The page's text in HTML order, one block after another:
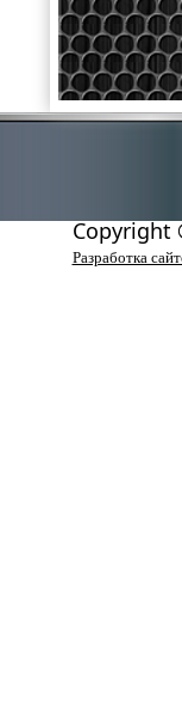
Copyright
Разработка